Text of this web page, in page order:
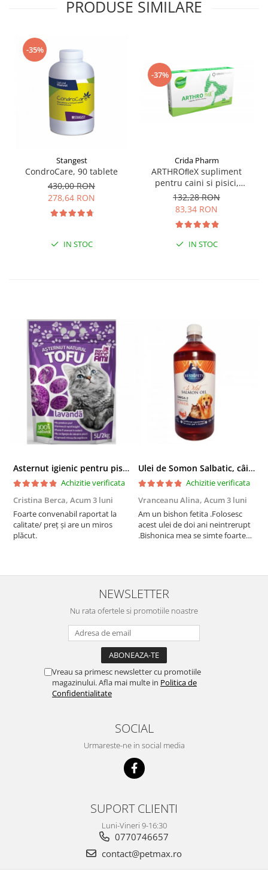
PRODUSE SIMILARE
-35%
Stangest
CondroCare, 90 tablete
430,00 RON
278,64 RON
IN STOC
-37%
Crida Pharm
ARTHROﬂeX supliment
pentru caini si pisici,
dezvoltată pentru a oferi
suport nutrițional și a
articulațiilor - 30
comprimate
132,28 RON
83,34 RON
IN STOC
Asternut igienic pentru pisici Tofu Lavanda, Mon Petit 5 l
Achizitie verificata
Cristina Berca, Acum 3 luni
Foarte convenabil raportat la
calitate/ preț și are un miros
plăcut.
Ulei de Somon Salbatic, câini și pisici, piele si blană, BEST4PETS, 1l
Achizitie verificata
Vranceanu Alina, Acum 3 luni
Am un bishon fetita .Folosesc
acest ulei de doi ani neintrerupt
.Bishonica mea se simte foarte
recomand cu mult drag !
NEWSLETTER
Nu rata ofertele si promotiile noastre
Vreau sa primesc newsletter cu promotiile
magazinului. Afla mai multe in Politica de
Confidentialitate
SOCIAL
Urmareste-ne in social media
SUPORT CLIENTI
Luni-Vineri 9-16:30
0770746657
contact@petmax.ro